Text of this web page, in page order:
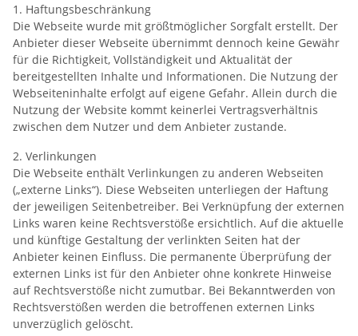
1. Haftungsbeschränkung
Die Webseite wurde mit größtmöglicher Sorgfalt erstellt. Der
Anbieter dieser Webseite übernimmt dennoch keine Gewähr
für die Richtigkeit, Vollständigkeit und Aktualität der
bereitgestellten Inhalte und Informationen. Die Nutzung der
Webseiteninhalte erfolgt auf eigene Gefahr. Allein durch die
Nutzung der Website kommt keinerlei Vertragsverhältnis
zwischen dem Nutzer und dem Anbieter zustande.
2. Verlinkungen
Die Webseite enthält Verlinkungen zu anderen Webseiten
(„externe Links“). Diese Webseiten unterliegen der Haftung
der jeweiligen Seitenbetreiber. Bei Verknüpfung der externen
Links waren keine Rechtsverstöße ersichtlich. Auf die aktuelle
und künftige Gestaltung der verlinkten Seiten hat der
Anbieter keinen Einfluss. Die permanente Überprüfung der
externen Links ist für den Anbieter ohne konkrete Hinweise
auf Rechtsverstöße nicht zumutbar. Bei Bekanntwerden von
Rechtsverstößen werden die betroffenen externen Links
unverzüglich gelöscht.